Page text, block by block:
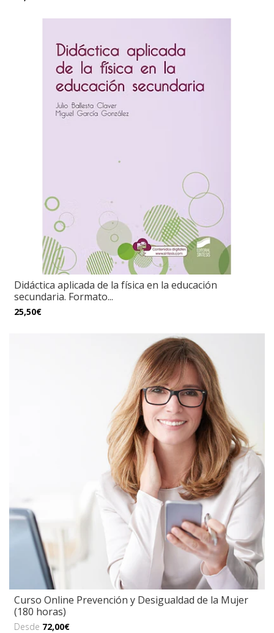
Didáctica aplicada de la física en la educación
secundaria. Formato...
25,50€
Curso Online Prevención y Desigualdad de la Mujer
(180 horas)
Desde 72,00€